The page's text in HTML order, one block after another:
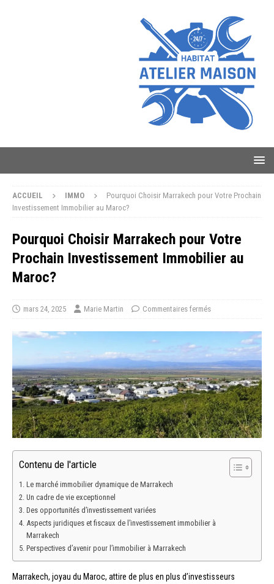
ACCUEIL IMMO
Pourquoi Choisir Marrakech pour Votre Prochain
Investissement Immobilier au Maroc?
Pourquoi Choisir Marrakech pour Votre
Prochain Investissement Immobilier au
Maroc?
mars 24, 2025 Marie Martin Commentaires fermés
Contenu de l'article
Le marché immobilier dynamique de Marrakech
Un cadre de vie exceptionnel
Des opportunités d’investissement variées
Aspects juridiques et fiscaux de l’investissement immobilier à
Marrakech
Perspectives d’avenir pour l’immobilier à Marrakech
Marrakech, joyau du Maroc, attire de plus en plus d’investisseurs